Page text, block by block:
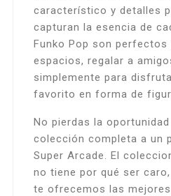
característico y detalles
capturan la esencia de
Funko Pop son perfectos
espacios, regalar a
simplemente para
favorito en forma de
No pierdas la
colección completa a un
Super Arcade. El
no tiene por qué ser
te ofrecemos las